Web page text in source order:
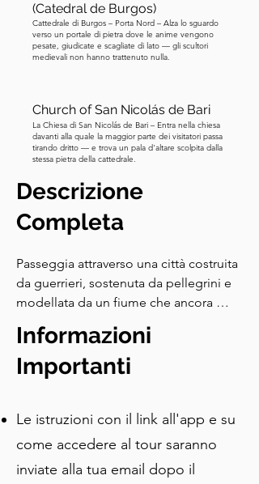
(Catedral de Burgos)
Cattedrale di Burgos – Porta Nord – Alza lo sguardo
verso un portale di pietra dove le anime vengono
pesate, giudicate e scagliate di lato — gli scultori
medievali non hanno trattenuto nulla.
Church of San Nicolás de Bari
La Chiesa di San Nicolás de Bari – Entra nella chiesa
davanti alla quale la maggior parte dei visitatori passa
tirando dritto — e trova un pala d'altare scolpita dalla
stessa pietra della cattedrale.
Descrizione
Completa
Passeggia attraverso una città costruita
da guerrieri, sostenuta da pellegrini e
modellata da un fiume che ancora
medievale nasconde una stanza
segreta del consiglio, una scalinata
della cattedrale è stata utilizzata come
fontana una volta scorreva con il vino.
Informazioni
Importanti
Le istruzioni con il link all'app e su
come accedere al tour saranno
inviate alla tua email dopo il